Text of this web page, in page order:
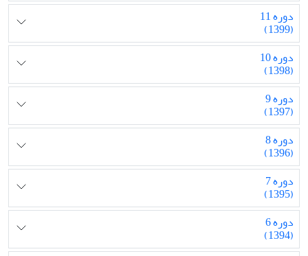
دوره 11
(1399)
دوره 10
(1398)
دوره 9
(1397)
دوره 8
(1396)
دوره 7
(1395)
دوره 6
(1394)